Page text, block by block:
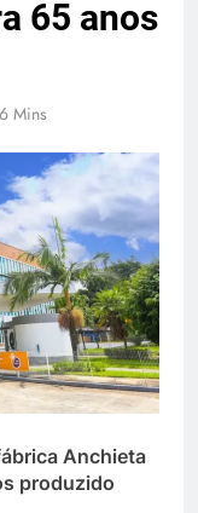
65 anos
Mins
Anchieta
produzido